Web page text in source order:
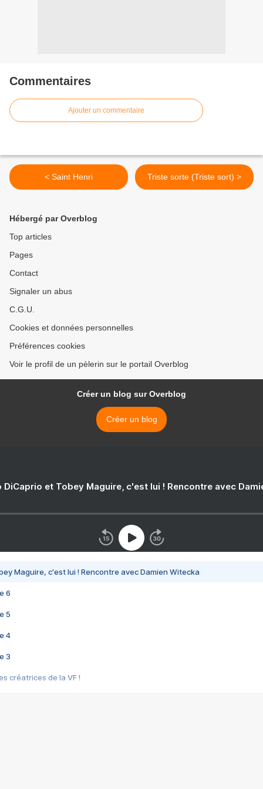
Commentaires
Ajouter un commentaire
< Saint Henri Triste sorte (Triste sort) >
Hébergé par Overblog
Top articles
Pages
Contact
Signaler un abus
C.G.U.
Cookies et données personnelles
Préférences cookies
Voir le profil de un pèlerin sur le portail Overblog
Créer un blog sur Overblog
Créer un blog
DiCaprio et Tobey Maguire, c'est lui ! Rencontre avec
Maguire, c'est lui ! Rencontre avec Damien Witecka
6
5
4
3
créatrices de la VF !